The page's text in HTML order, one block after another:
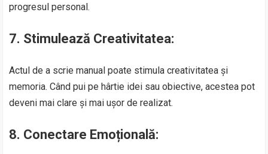
progresul personal.
7. Stimulează Creativitatea:
Actul de a scrie manual poate stimula creativitatea și
memoria. Când pui pe hârtie idei sau obiective, acestea pot
deveni mai clare și mai ușor de realizat.
8. Conectare Emoțională: